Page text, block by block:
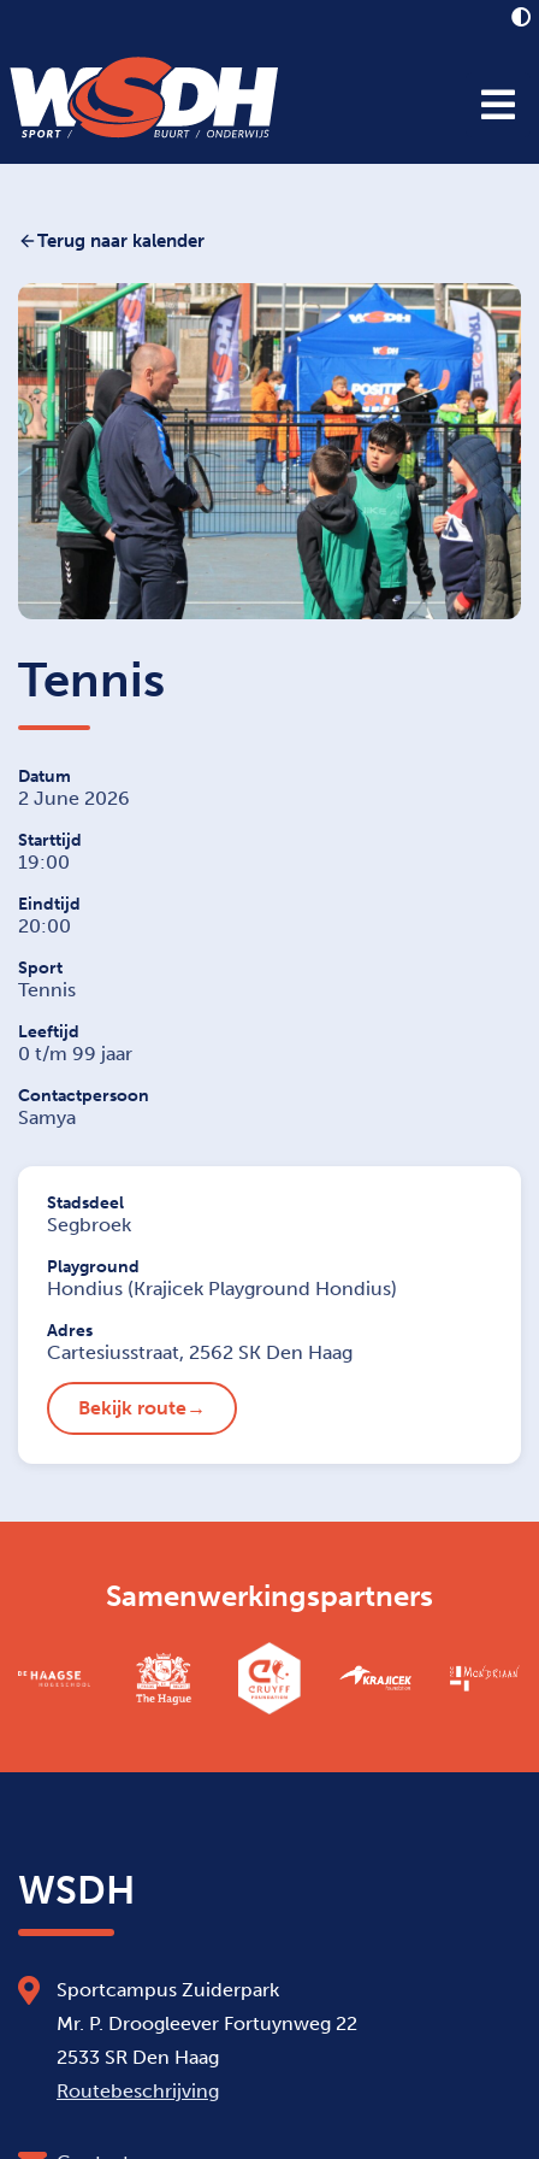
Terug naar kalender
Tennis
Datum
2 June 2026
Starttijd
19:00
Eindtijd
20:00
Sport
Tennis
Leeftijd
0 t/m 99 jaar
Contactpersoon
Samya
Stadsdeel
Segbroek
Playground
Hondius (Krajicek Playground Hondius)
Adres
Cartesiusstraat, 2562 SK Den Haag
Bekijk route
Samenwerkingspartners
WSDH
Sportcampus Zuiderpark
Mr. P. Droogleever Fortuynweg 22
2533 SR Den Haag
Routebeschrijving